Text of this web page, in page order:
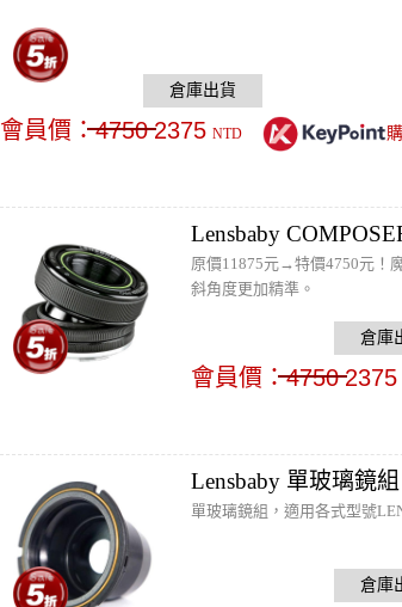
會員價：4750 2375 NTD
Lensbaby
原價11875元→特價4750元！
斜角度更加精準。
會員價：4750 2375
Lensbaby 單玻璃鏡組
單玻璃鏡組，適用各式型號